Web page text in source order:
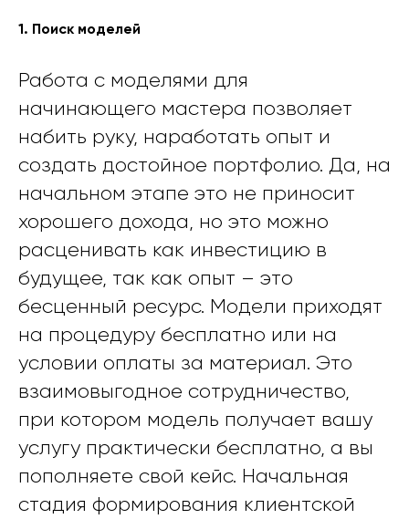
1. Поиск моделей
Работа с моделями для
начинающего мастера позволяет
набить руку, наработать опыт и
создать достойное портфолио. Да, на
начальном этапе это не приносит
хорошего дохода, но это можно
расценивать как инвестицию в
будущее, так как опыт – это
бесценный ресурс. Модели приходят
на процедуру бесплатно или на
условии оплаты за материал. Это
взаимовыгодное сотрудничество,
при котором модель получает вашу
услугу практически бесплатно, а вы
пополняете свой кейс. Начальная
стадия формирования клиентской